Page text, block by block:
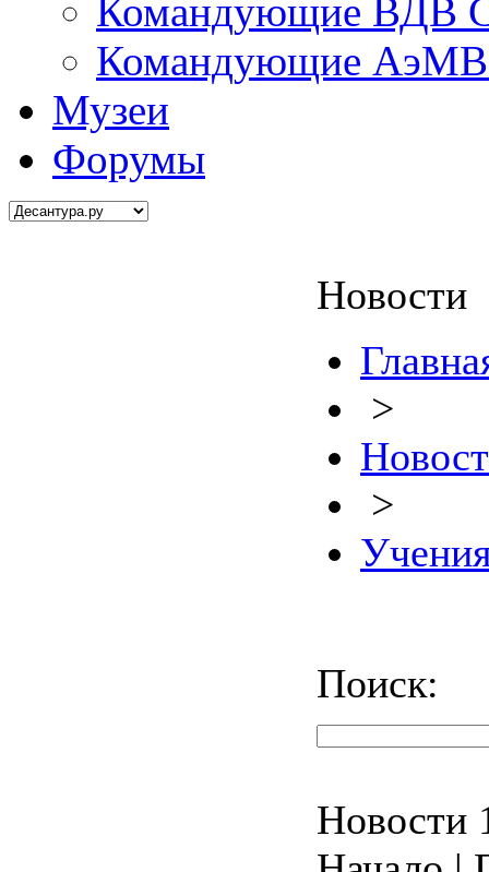
Командующие ВДВ
Командующие АэМВ
Музеи
Форумы
Новости
>
>
Поиск:
Новости